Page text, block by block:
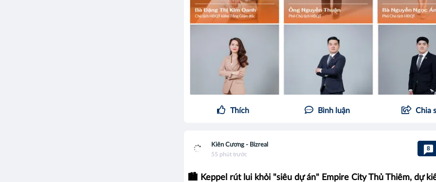
Thích Bình luận Chia
Kiên Cương - Bizreal
55 phút trước
8
🏙️ Keppel rút lui khỏi "siêu dự án" Empire City Thủ Thiêm, dự